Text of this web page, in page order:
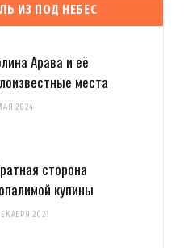
ИЗ ПОД НЕБЕС
Арава и её
места
2024
сторона
купины
2021